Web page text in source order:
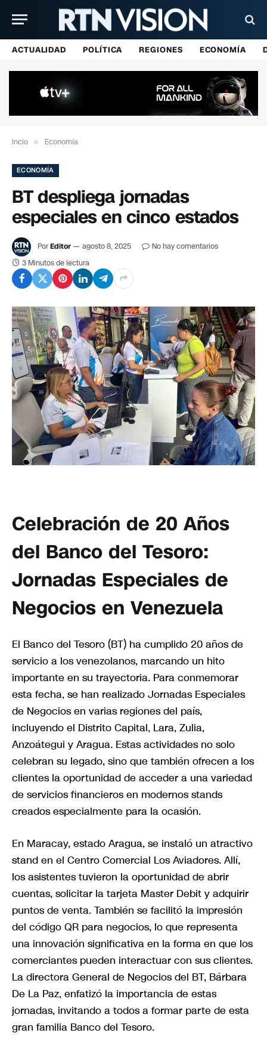
ACTUALIDAD POLÍTICA REGIONES ECONOMÍA
Incio » Economía
ECONOMÍA
BT despliega jornadas
especiales en cinco estados
PorEditor agosto 8, 2025
No hay comentarios
3 Minutos de lectura
Celebración de 20 Años
del Banco del Tesoro:
Jornadas Especiales de
Negocios en Venezuela
El Banco del Tesoro (BT) ha cumplido 20 años de
servicio a los venezolanos, marcando un hito
importante en su trayectoria. Para conmemorar
esta fecha, se han realizado Jornadas Especiales
de Negocios en varias regiones del país,
incluyendo el Distrito Capital, Lara, Zulia,
Anzoátegui y Aragua. Estas actividades no solo
celebran su legado, sino que también ofrecen a los
clientes la oportunidad de acceder a una variedad
de servicios financieros en modernos stands
creados especialmente para la ocasión.
En Maracay, estado Aragua, se instaló un atractivo
stand en el Centro Comercial Los Aviadores. Allí,
los asistentes tuvieron la oportunidad de abrir
cuentas, solicitar la tarjeta Master Debit y adquirir
puntos de venta. También se facilitó la impresión
del código QR para negocios, lo que representa
una innovación significativa en la forma en que los
comerciantes pueden interactuar con sus clientes.
La directora General de Negocios del BT, Bárbara
De La Paz, enfatizó la importancia de estas
jornadas, invitando a todos a formar parte de esta
gran familia Banco del Tesoro.